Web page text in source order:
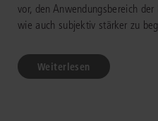
vor, den Anwendungsbereich
wie auch subjektiv stärker zu
Weiterlesen